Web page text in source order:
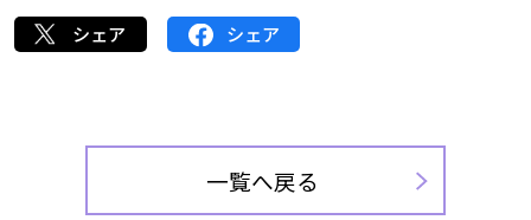
シェア シェア
一覧へ戻る